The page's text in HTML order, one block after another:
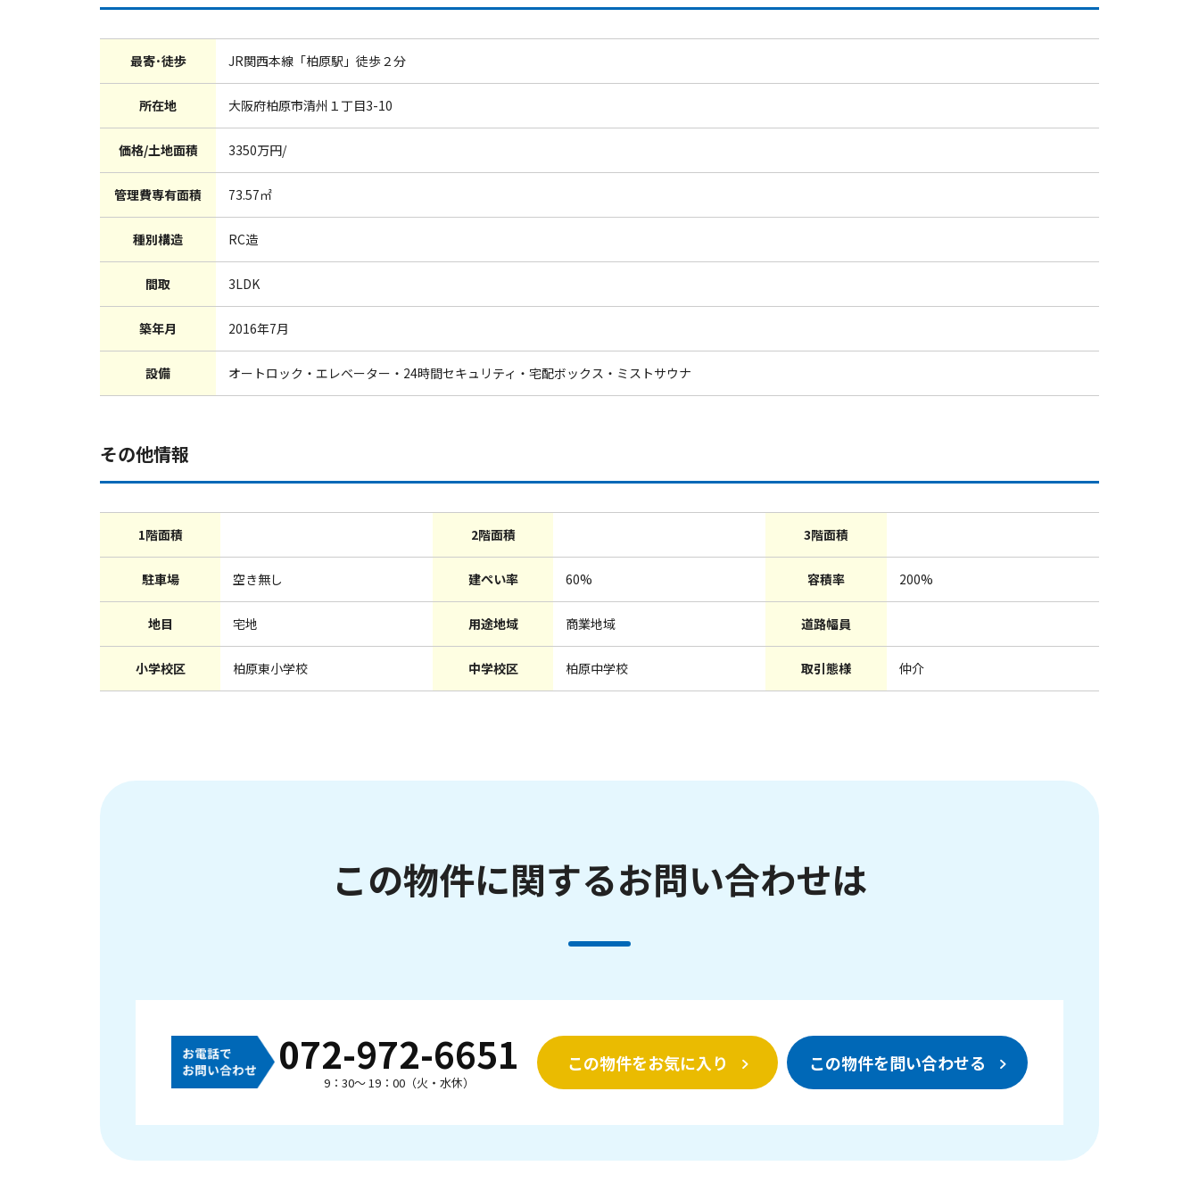
最寄･徒歩 JR関西本線「柏原駅」徒歩２分
所在地 大阪府柏原市清州１丁目3-10
価格/土地面積 3350万円/
管理費専有面積 73.57㎡
種別構造 RC造
間取 3LDK
築年月 2016年7月
設備 オートロック・エレベーター・24時間セキュリティ・宅配ボックス・ミストサウナ
その他情報
1階面積 2階面積 3階面積
駐車場 空き無し 建ぺい率 60% 容積率 200%
地目 宅地 用途地域 商業地域 道路幅員
小学校区 柏原東小学校 中学校区 柏原中学校 取引態様 仲介
この物件に関するお問い合わせは
072-972-6651
9：30～ 19：00（火・水休）
この物件をお気に入り この物件を問い合わせる